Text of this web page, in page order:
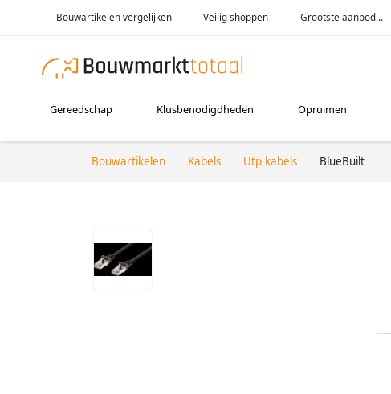
Bouwartikelen vergelijken Veilig shoppen Grootste aanbod...
Gereedschap Klusbenodigdheden Opruimen
Bouwartikelen Kabels Utp kabels BlueBuilt